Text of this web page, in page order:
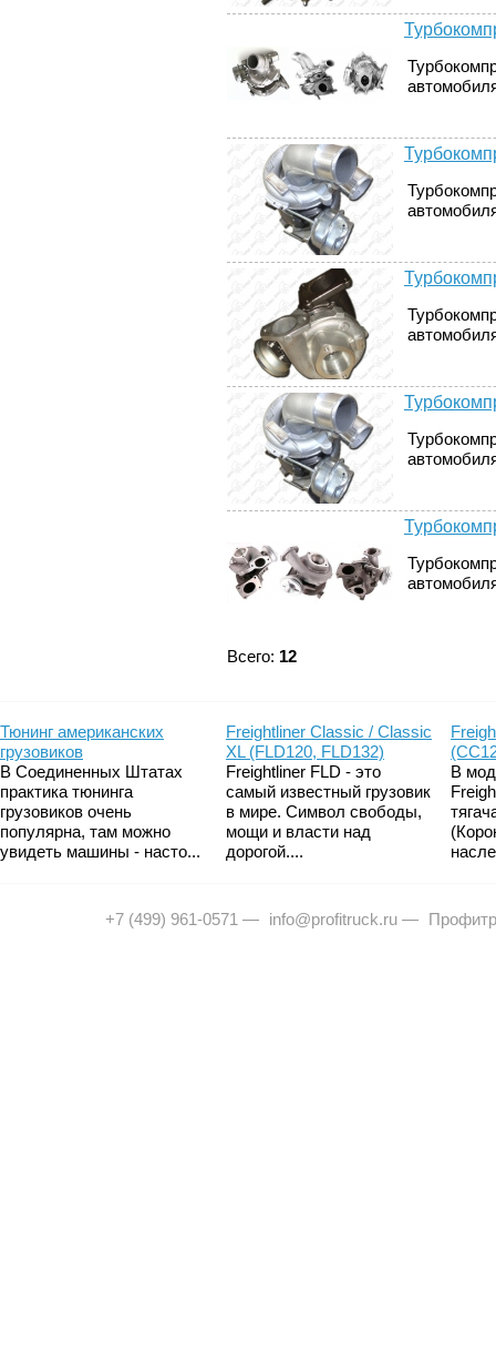
Всего: 12
Тюнинг американских
грузовиков
В Соединенных Штатах
практика тюнинга
грузовиков очень
популярна, там можно
увидеть машины - насто...
Freightliner Classic / Classic
XL (FLD120, FLD132)
Freightliner FLD - это
самый известный грузовик
в мире. Символ свободы,
мощи и власти над
дорогой....
В
+7 (499) 961-0571 — info@profitruck.ru —